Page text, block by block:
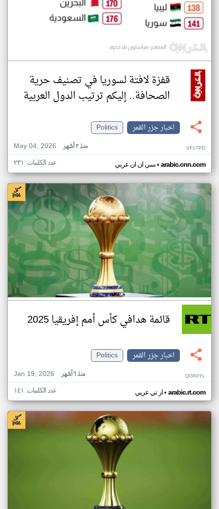
قفزة لافتة لسوريا في تصنيف حرية
الصحافة.. إليكم ترتيب الدول العربية
اخبار جزر القمر
Politics
May 04, 2026
منذ ٣ أشهر VF17PD
سي ان ان عربي• arabic.cnn.com عدد الكلمات: ٢٣١
قائمة هدافي كأس أمم إفريقيا 2025
اخبار جزر القمر
Politics
Jan 19, 2026
منذ ٦ أشهر QG60YL
ار تي عربي• arabic.rt.com عدد الكلمات: ١٤١